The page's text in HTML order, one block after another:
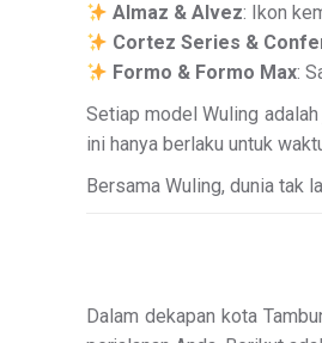
Almaz & Alvez: Ikon
Cortez Series &
Formo & Formo Max:
Setiap model Wuling
ini hanya berlaku untuk
Bersama Wuling, dunia tak
Dalam dekapan kota